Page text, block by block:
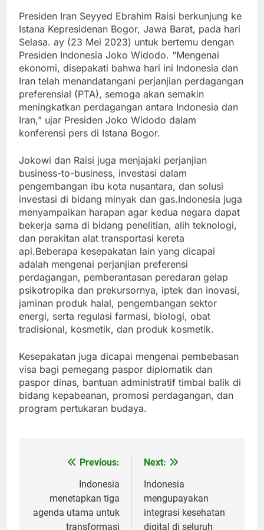
Presiden Iran Seyyed Ebrahim Raisi berkunjung ke
Istana Kepresidenan Bogor, Jawa Barat, pada hari
Selasa. ay (23 Mei 2023) untuk bertemu dengan
Presiden Indonesia Joko Widodo. “Mengenai
ekonomi, disepakati bahwa hari ini Indonesia dan
Iran telah menandatangani perjanjian perdagangan
preferensial (PTA), semoga akan semakin
meningkatkan perdagangan antara Indonesia dan
Iran,” ujar Presiden Joko Widodo dalam
konferensi pers di Istana Bogor.
Jokowi dan Raisi juga menjajaki perjanjian
business-to-business, investasi dalam
pengembangan ibu kota nusantara, dan solusi
investasi di bidang minyak dan gas.Indonesia juga
menyampaikan harapan agar kedua negara dapat
bekerja sama di bidang penelitian, alih teknologi,
dan perakitan alat transportasi kereta
api.Beberapa kesepakatan lain yang dicapai
adalah mengenai perjanjian preferensi
perdagangan, pemberantasan peredaran gelap
psikotropika dan prekursornya, iptek dan inovasi,
jaminan produk halal, pengembangan sektor
energi, serta regulasi farmasi, biologi, obat
tradisional, kosmetik, dan produk kosmetik.
Kesepakatan juga dicapai mengenai pembebasan
visa bagi pemegang paspor diplomatik dan
paspor dinas, bantuan administratif timbal balik di
bidang kepabeanan, promosi perdagangan, dan
program pertukaran budaya.
navigation
Previous:
Indonesia
menetapkan tiga
agenda utama untuk
transformasi
Next:
Indonesia
mengupayakan
integrasi kesehatan
digital di seluruh